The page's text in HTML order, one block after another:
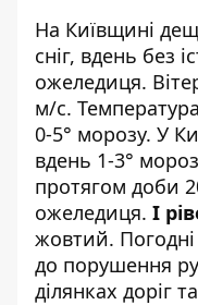
На Київщині
сніг, вдень без
ожеледиця.
м/с.
0-5° морозу. У
вдень 1-3°
протягом доби
ожеледиця. I
жовтий.
до порушення
ділянках доріг